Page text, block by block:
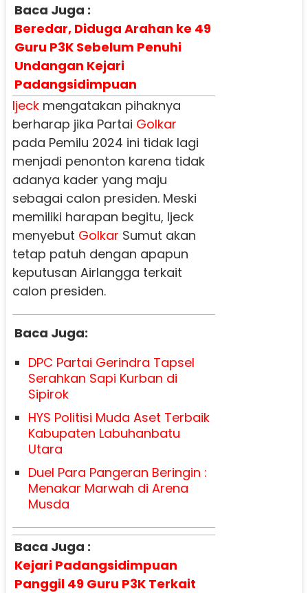
Baca Juga :
Beredar, Diduga Arahan ke 49
Guru P3K Sebelum Penuhi
Undangan Kejari
Padangsidimpuan
Ijeckmengatakan pihaknya
berharap jika Partai Golkar
pada Pemilu 2024 ini tidak lagi
menjadi penonton karena tidak
adanya kader yang maju
sebagai calon presiden. Meski
memiliki harapan begitu, Ijeck
menyebut Golkar Sumut akan
tetap patuh dengan apapun
keputusan Airlangga terkait
calon presiden.
Baca Juga:
DPC Partai Gerindra Tapsel
Serahkan Sapi Kurban di
Sipirok
HYS Politisi Muda Aset Terbaik
Kabupaten Labuhanbatu
Utara
Duel Para Pangeran Beringin :
Menakar Marwah di Arena
Musda
Baca Juga :
Kejari Padangsidimpuan
Panggil 49 Guru P3K Terkait